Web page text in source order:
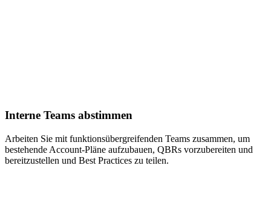
Interne Teams abstimmen
Arbeiten Sie mit funktionsübergreifenden Teams zusammen, um
bestehende Account-Pläne aufzubauen, QBRs vorzubereiten und
bereitzustellen und Best Practices zu teilen.